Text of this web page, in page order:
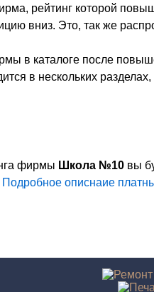
рейтинг которой
вниз. Это, так же
в каталоге после
в нескольких
фирмы Школа №10 вы
Подробное описнаие